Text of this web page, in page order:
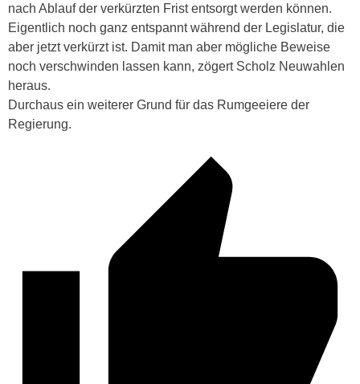
nach Ablauf der verkürzten Frist entsorgt werden können.
Eigentlich noch ganz entspannt während der Legislatur, die
aber jetzt verkürzt ist. Damit man aber mögliche Beweise
noch verschwinden lassen kann, zögert Scholz Neuwahlen
heraus.
Durchaus ein weiterer Grund für das Rumgeeiere der
Regierung.